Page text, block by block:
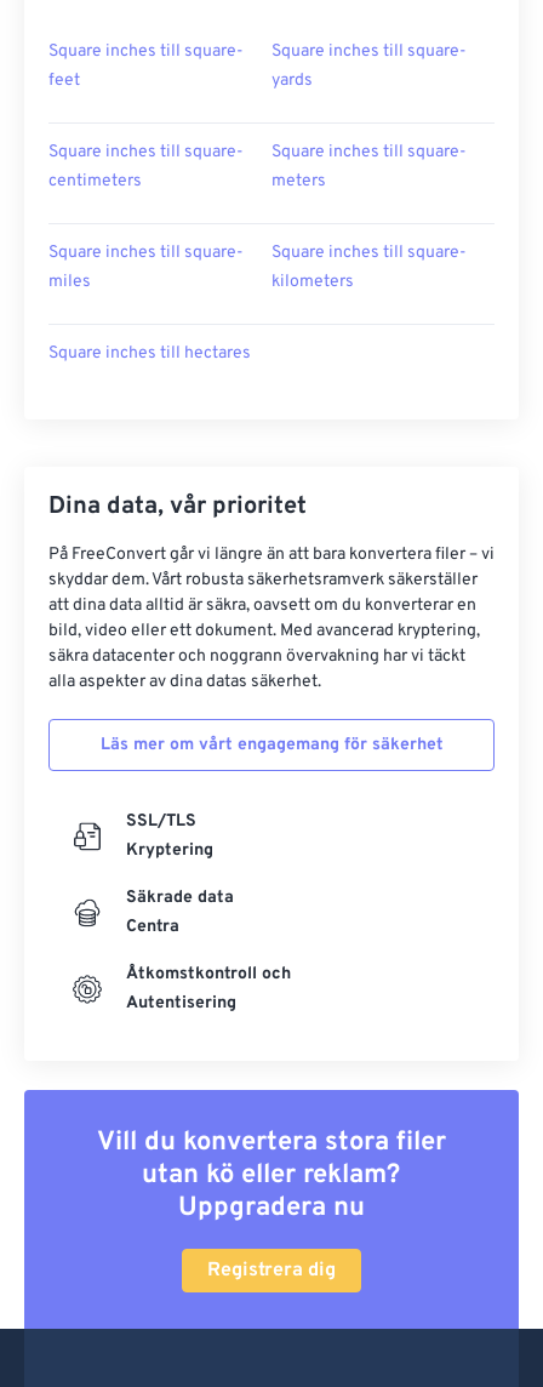
Square inches till square-
feet
Square inches till square-
yards
Square inches till square-
centimeters
Square inches till square-
meters
Square inches till square-
miles
Square inches till square-
kilometers
Square inches till hectares
Dina data, vår prioritet
På FreeConvert går vi längre än att bara konvertera filer – vi
skyddar dem. Vårt robusta säkerhetsramverk säkerställer
att dina data alltid är säkra, oavsett om du konverterar en
bild, video eller ett dokument. Med avancerad kryptering,
säkra datacenter och noggrann övervakning har vi täckt
alla aspekter av dina datas säkerhet.
Läs mer om vårt engagemang för säkerhet
SSL/TLS
Kryptering
Säkrade data
Centra
Åtkomstkontroll och
Autentisering
Vill du konvertera stora filer
utan kö eller reklam?
Uppgradera nu
Registrera dig